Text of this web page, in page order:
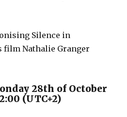
Silence in
film Nathalie Granger
28th of October
(UTC+2)